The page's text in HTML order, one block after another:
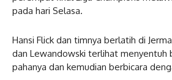
pada hari Selasa.
Hansi Flick dan timnya berlatih di
dan Lewandowski terlihat menyentuh
pahanya dan kemudian berbicara